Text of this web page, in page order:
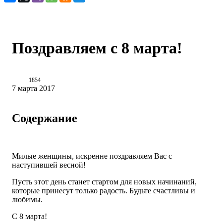
Поздравляем с 8 марта!
1854
7 марта 2017
Содержание
Милые женщины, искренне поздравляем Вас с
наступившей весной!
Пусть этот день станет стартом для новых начинаний,
которые принесут только радость. Будьте счастливы и
любимы.
С 8 марта!